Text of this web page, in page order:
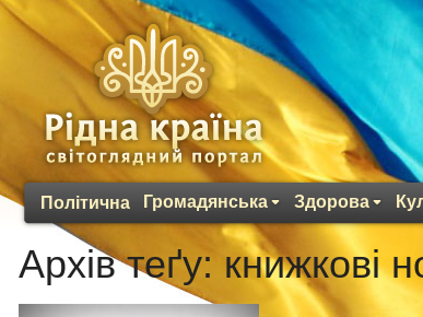
Політична Громадянська Здорова
Архів теґу: книжкові